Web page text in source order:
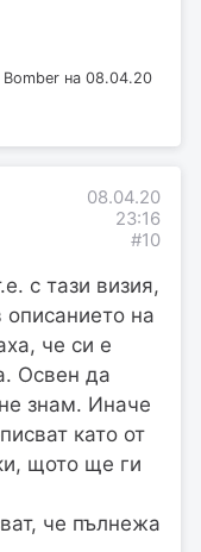
на 08.04.20
08.04.20
23:16
#10
с тази визия,
на
че си е
Освен да
знам. Иначе
като от
щото ще ги
че пълнежа